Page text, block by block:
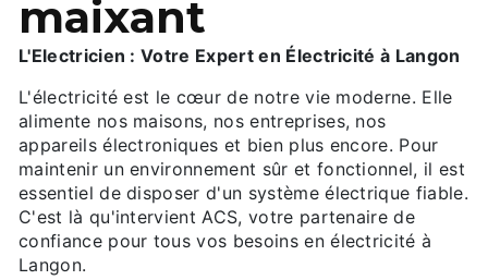
maixant
L'Electricien : Votre Expert en Électricité à Langon
L'électricité est le cœur de notre vie moderne. Elle
alimente nos maisons, nos entreprises, nos
appareils électroniques et bien plus encore. Pour
maintenir un environnement sûr et fonctionnel, il est
essentiel de disposer d'un système électrique fiable.
C'est là qu'intervient ACS, votre partenaire de
confiance pour tous vos besoins en électricité à
Langon.